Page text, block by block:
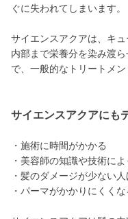
ぐに失われてしまいます。
サイエンスアクアは、キ
内部まで栄養分を染み渡
で、一般的なトリートメ
サイエンスアクアにも
・施術に時間がかかる
・美容師の知識や技術に
・髪のダメージが少ない
・パーマがかかりにくく